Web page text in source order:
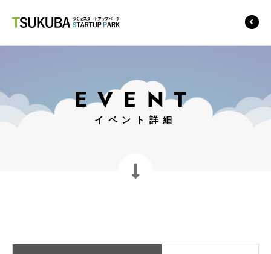
EVENT
イベント詳細